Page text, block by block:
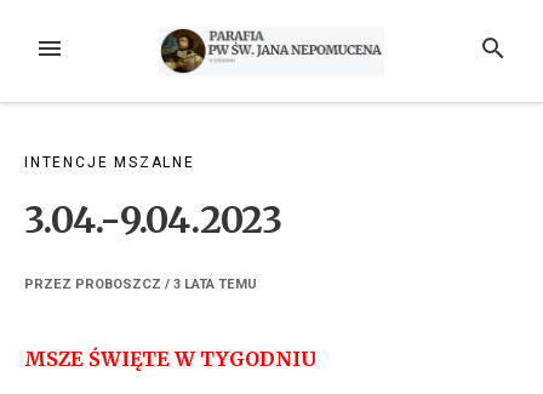
MENU SZUKAJ
INTENCJE MSZALNE
3.04.-9.04.2023
PRZEZ PROBOSZCZ / 3 LATA TEMU
MSZE ŚWIĘTE W TYGODNIU